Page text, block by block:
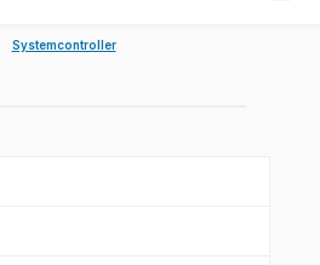
Systemcontroller